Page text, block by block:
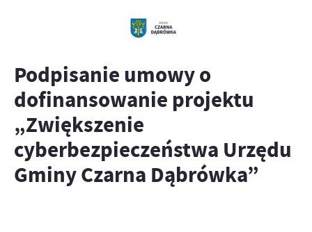
Podpisanie umowy o
dofinansowanie projektu
„Zwiększenie
cyberbezpieczeństwa Urzędu
Gminy Czarna Dąbrówka”